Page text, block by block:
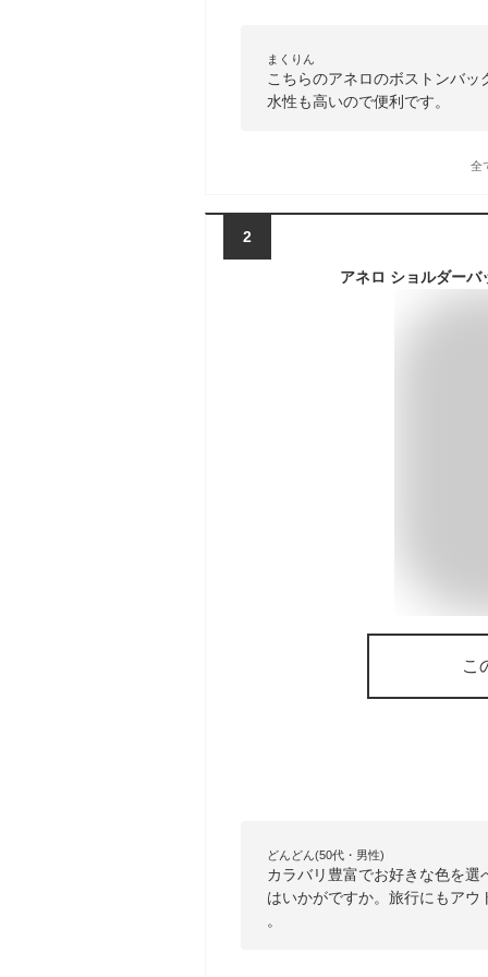
まくりん
こちらのアネロのボストンバ
水性も高いので便利です。
全
2
こ
どんどん(50代・男性)
カラバリ豊富でお好きな色を
はいかがですか。旅行にもア
。